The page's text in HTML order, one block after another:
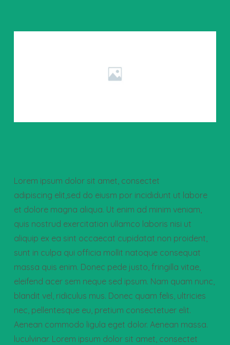
Lorem ipsum dolor sit amet, consectet
adipiscing elit,sed do eiusm por incididunt ut labore
et dolore magna aliqua. Ut enim ad minim veniam,
quis nostrud exercitation ullamco laboris nisi ut
aliquip ex ea sint occaecat cupidatat non proident,
sunt in culpa qui officia mollit natoque consequat
massa quis enim. Donec pede justo, fringilla vitae,
eleifend acer sem neque sed ipsum. Nam quam nunc,
blandit vel, ridiculus mus. Donec quam felis, ultricies
nec, pellentesque eu, pretium consectetuer elit.
Aenean commodo ligula eget dolor. Aenean massa.
luculvinar. Lorem ipsum dolor sit amet, consectet